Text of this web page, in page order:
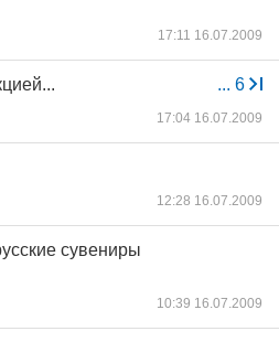
17:11 16.07.2009
... 6
17:04 16.07.2009
12:28 16.07.2009
сувениры
10:39 16.07.2009